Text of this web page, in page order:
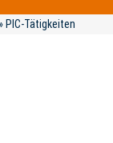
» PIC-Tätigkeiten